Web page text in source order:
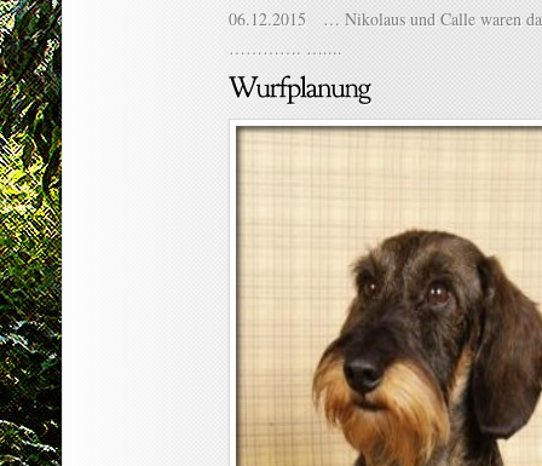
06.12.2015 … Nikolaus und Calle waren da
…………. …....